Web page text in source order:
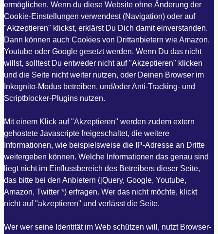
ermöglichen. Wenn du diese Website ohne Änderung der
Cookie-Einstellungen verwendest (Navigation) oder auf
"Akzeptieren" klickst, erklärst Du Dich damit einverstanden.
Dann können auch Cookies von Drittanbietern wie Amazon,
Youtube oder Google gesetzt werden. Wenn Du das nicht
willst, solltest Du entweder nicht auf "Akzeptieren" klicken
und die Seite nicht weiter nutzen, oder Deinen Browser im
Inkognito-Modus betreiben, und/oder Anti-Tracking- und
Scriptblocker-Plugins nutzen.
Mit einem Klick auf "Akzeptieren" werden zudem extern
gehostete Javascripte freigeschaltet, die weitere
Informationen, wie beispielsweise die IP-Adresse an Dritte
weitergeben können. Welche Informationen das genau sind
liegt nicht im Einflussbereich des Betreibers dieser Seite,
das bitte bei den Anbietern (jQuery, Google, Youtube,
Amazon, Twitter *) erfragen. Wer das nicht möchte, klickt
nicht auf "akzeptieren" und verlässt die Seite.
Wer wer seine Identität im Web schützen will, nutzt Browser-